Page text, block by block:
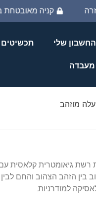
קניה מאובטחת ב
החשבון שלי
מעבדה
עלה מוזהב
רשת גיאומטרית קלאסית
בין הזהב הצהוב והחם
למודרניות.